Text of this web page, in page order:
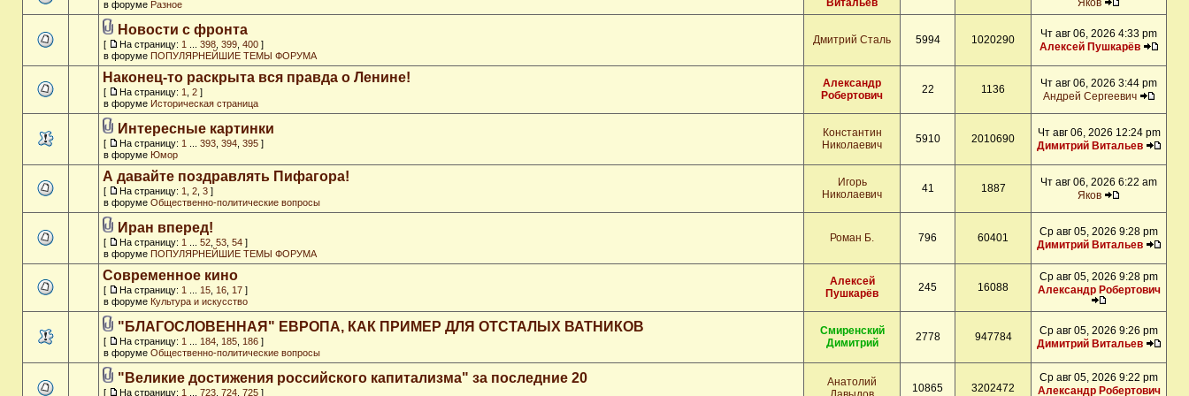
в форуме Разное Витальев Яков
Новости с фронта
[ На страницу: 1 398 399 400 ]
в форуме ПОПУЛЯРНЕЙШИЕ ТЕМЫ ФОРУМА
Дмитрий Сталь 5994 1020290
Чт авг 06, 2026 4:33 pm
Алексей Пушкарёв
Наконец-то раскрыта вся правда о Ленине!
[ На страницу: 1 2 ]
в форуме Историческая страница
Александр
Робертович
22 1136
Чт авг 06, 2026 3:44 pm
Андрей Сергеевич
Интересные картинки
[ На страницу: 1 393 394 395 ]
в форуме Юмор
Константин
Николаевич
5910 2010690
Чт авг 06, 2026 12:24 pm
Димитрий Витальев
А давайте поздравлять Пифагора!
[ На страницу: 1 2 3 ]
в форуме Общественно-политические вопросы
Игорь
Николаевич
41 1887
Чт авг 06, 2026 6:22 am
Яков
Иран вперед!
[ На страницу: 1 52 53 54 ]
в форуме ПОПУЛЯРНЕЙШИЕ ТЕМЫ ФОРУМА
Роман Б. 796 60401
Ср авг 05, 2026 9:28 pm
Димитрий Витальев
Современное кино
[ На страницу: 1 15 16 17 ]
в форуме Культура и искусство
Алексей
Пушкарёв
245 16088
Ср авг 05, 2026 9:28 pm
Александр Робертович
"БЛАГОСЛОВЕННАЯ" ЕВРОПА, КАК ПРИМЕР ДЛЯ ОТСТАЛЫХ ВАТНИКОВ
[ На страницу: 1 184 185 186 ]
в форуме Общественно-политические вопросы
Смиренский
Димитрий
2778 947784
Ср авг 05, 2026 9:26 pm
Димитрий Витальев
"Великие достижения российского капитализма" за последние 20
[ На страницу: 1 723 724 725 ]
Анатолий
10865 3202472
Ср авг 05, 2026 9:22 pm
Александр Робертович